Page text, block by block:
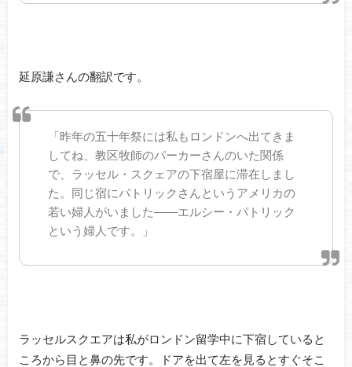
延原謙さんの翻訳です。
「昨年の五十年祭には私もロンドンへ出てきま
してね、教区牧師のパーカーさんのいた関係
で、ラッセル・スクェアの下宿屋に滞在しまし
た。同じ宿にパトリックさんというアメリカの
若い婦人がいました――エルシー・パトリック
という婦人です。」
ラッセルスクエアは私がロンドン留学中に下宿していると
ころから目と鼻の先です。ドアを出て左を見るとすぐそこ